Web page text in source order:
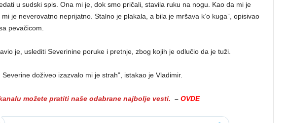
u sudski spis. Ona mi je, dok smo pričali, stavila ruku na nogu. Kao da mi je
je neverovatno neprijatno. Stalno je plakala, a bila je mršava k’o kuga”, opisivao
pevačicom.
je, uslediti Severinine poruke i pretnje, zbog kojih je odlučio da je tuži.
Severine doživeo izazvalo mi je strah”, istakao je Vladimir.
možete pratiti naše odabrane najbolje vesti. – OVDE